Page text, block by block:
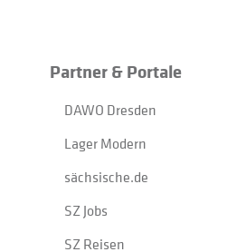
Partner & Portale
DAWO Dresden
Lager Modern
sächsische.de
SZ Jobs
SZ Reisen